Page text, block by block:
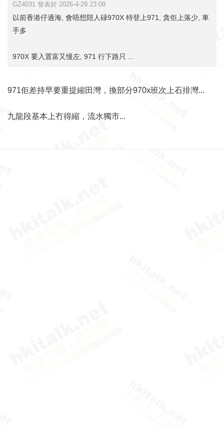
GZ4031 發表於 2026-4-29 23:09
以前香港仔過海, 會唔想陪人碌970X 特登上971, 貪佢上落少, 車
手多
970X 要入置富又慢左, 971 行下路只 ...
971佢差持早要重提縮田灣，換部分970x班次上石排灣...
九龍段基本上冇得縮，流水獨市...